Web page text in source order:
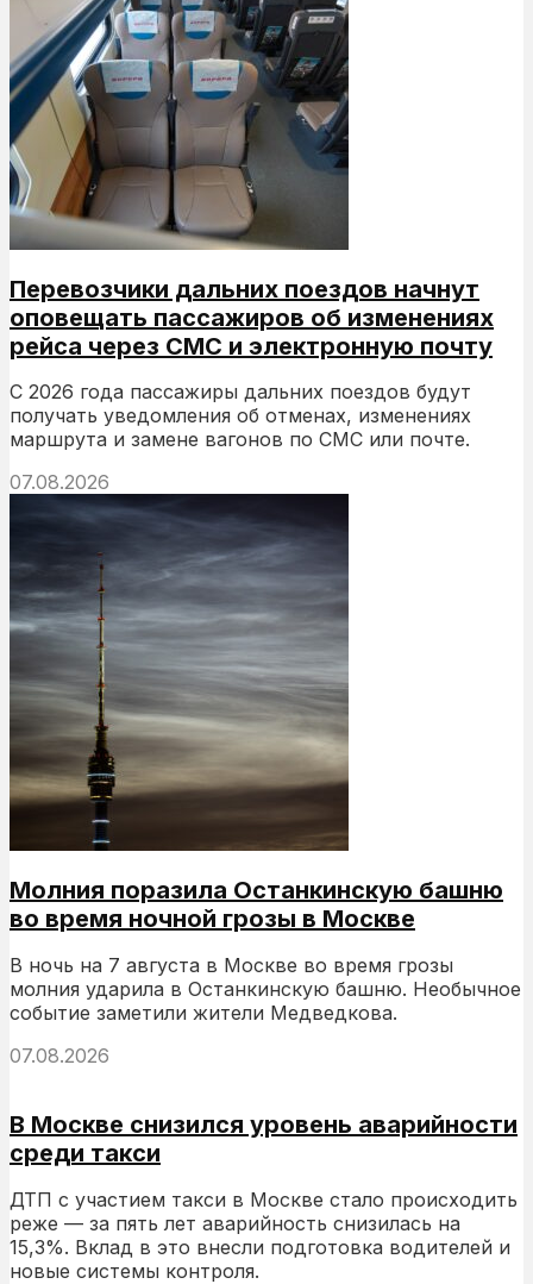
Перевозчики дальних поездов начнут
оповещать пассажиров об изменениях
рейса через СМС и электронную почту
С 2026 года пассажиры дальних поездов будут
получать уведомления об отменах, изменениях
маршрута и замене вагонов по СМС или почте.
07.08.2026
Молния поразила Останкинскую башню
во время ночной грозы в Москве
В ночь на 7 августа в Москве во время грозы
молния ударила в Останкинскую башню. Необычное
событие заметили жители Медведкова.
07.08.2026
В Москве снизился уровень аварийности
среди такси
ДТП с участием такси в Москве стало происходить
реже — за пять лет аварийность снизилась на
15,3%. Вклад в это внесли подготовка водителей и
новые системы контроля.